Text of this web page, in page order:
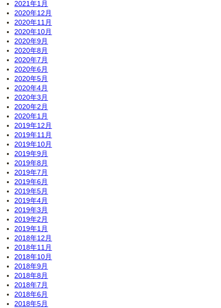
2021年1月
2020年12月
2020年11月
2020年10月
2020年9月
2020年8月
2020年7月
2020年6月
2020年5月
2020年4月
2020年3月
2020年2月
2020年1月
2019年12月
2019年11月
2019年10月
2019年9月
2019年8月
2019年7月
2019年6月
2019年5月
2019年4月
2019年3月
2019年2月
2019年1月
2018年12月
2018年11月
2018年10月
2018年9月
2018年8月
2018年7月
2018年6月
2018年5月